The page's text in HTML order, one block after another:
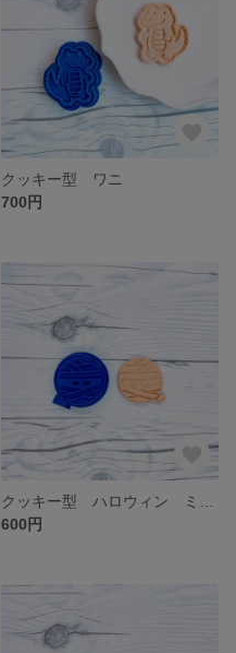
クッキー型 ワニ
700円
600円